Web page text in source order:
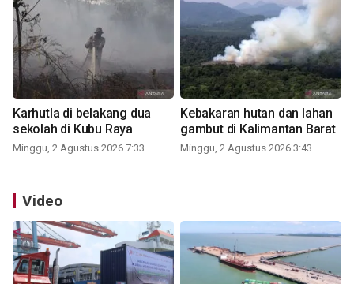
Karhutla di belakang dua
sekolah di Kubu Raya
Minggu, 2 Agustus 2026 7:33
Kebakaran hutan dan lahan
gambut di Kalimantan Barat
Minggu, 2 Agustus 2026 3:43
Video